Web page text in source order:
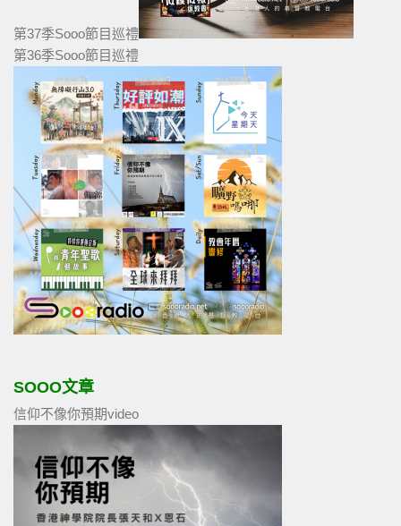
第37季Sooo節目巡禮
第36季Sooo節目巡禮
SOOO文章
信仰不像你預期video